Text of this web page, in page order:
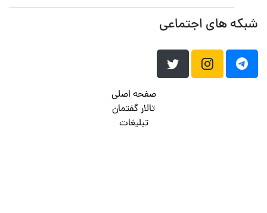
شبکه های اجتماعی
صفحه اصلی
تالار گفتمان
تبلیغات